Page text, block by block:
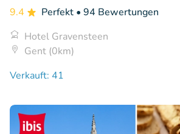
9.4 Perfekt • 94 Bewertungen
Hotel Gravensteen
Gent (0km)
Verkauft: 41